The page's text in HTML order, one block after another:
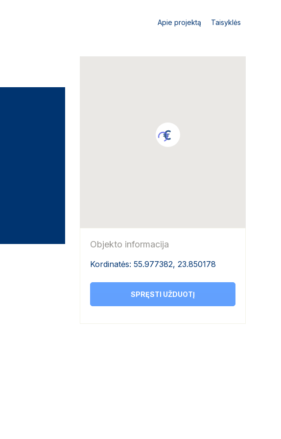
Apie projektą Taisyklės
Objekto informacija
Kordinatės: 55.977382, 23.850178
SPRĘSTI UŽDUOTĮ